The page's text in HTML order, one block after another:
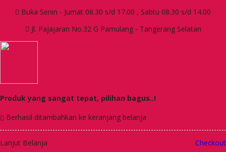
Buka Senin - Jumat 08.30 s/d 17.00 , Sabtu 08.30 s/d 14.00
Jl. Pajajaran No.32 G Pamulang - Tangerang Selatan
Produk yang sangat tepat, pilihan bagus..!
Berhasil ditambahkan ke keranjang belanja
Lanjut Belanja Checkout